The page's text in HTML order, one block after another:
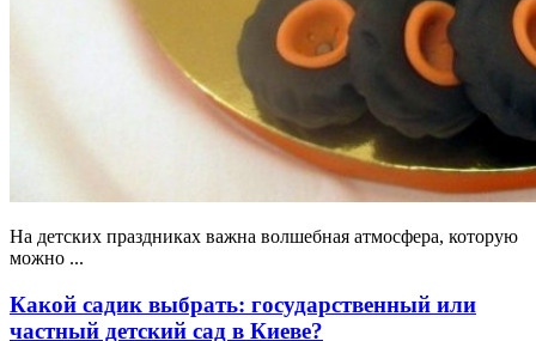
На детских праздниках важна волшебная атмосфера, которую
можно ...
Какой садик выбрать: государственный или
частный детский сад в Киеве?